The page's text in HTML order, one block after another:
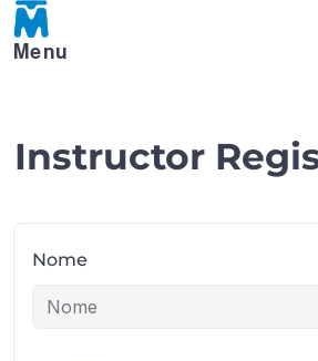
Menu
Instructor
Nome